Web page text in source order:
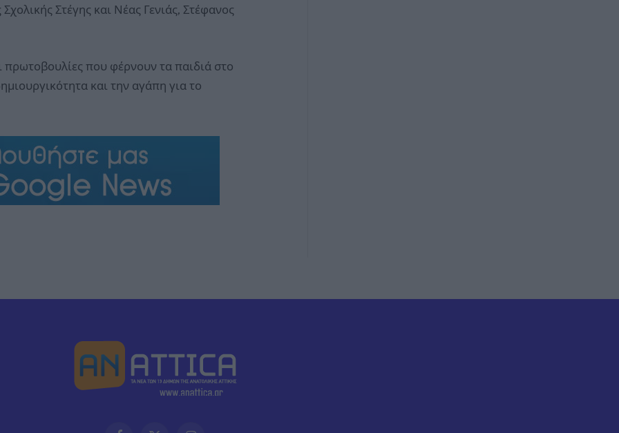
Στέγης και Νέας Γενιάς, Στέφανος
πρωτοβουλίες που φέρνουν τα παιδιά στο
και την αγάπη για το